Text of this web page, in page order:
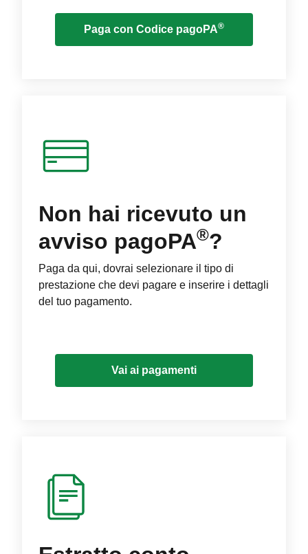
Paga con Codice pagoPA®
Non hai ricevuto un
avviso pagoPA®?
Paga da qui, dovrai selezionare il tipo di
prestazione che devi pagare e inserire i dettagli
del tuo pagamento.
Vai ai pagamenti